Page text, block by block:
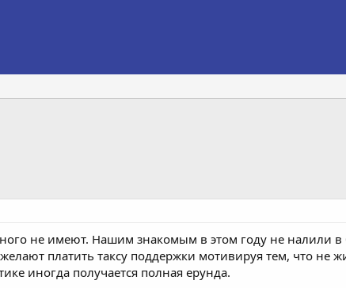
не имеют. Нашим знакомым в этом году не налили
платить таксу поддержки мотивируя тем, что не
иногда получается полная ерунда.